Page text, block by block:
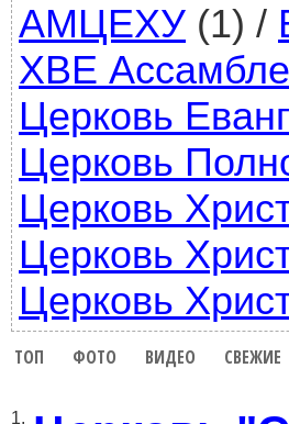
АМЦЕХУ (1) /
ХВЕ
Церковь
Церковь
Церковь
Церковь
Церковь
ТОП ФОТО ВИДЕО СВЕЖИЕ
1.